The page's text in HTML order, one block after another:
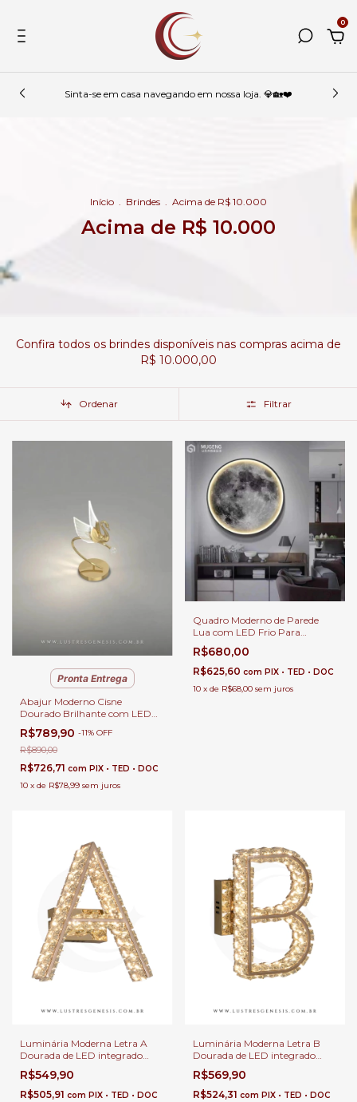
0
Sinta-se em casa navegando em nossa loja. 💎🏡❤️
Início . Brindes . Acima de R$ 10.000
Acima de R$ 10.000
Confira todos os brindes disponíveis nas compras acima de
R$ 10.000,00
Ordenar Filtrar
Pronta Entrega
Abajur Moderno Cisne
Dourado Brilhante com LED
Integrado para Escritório e
Cabeceira de Cama
R$789,90 -11% OFF
R$890,00
R$726,71 com PIX • TED • DOC
10 x de R$78,99 sem juros
Quadro Moderno de Parede
Lua com LED Frio Para
Decoração de Quartos, Sala de
Estar, Corredor, Escritório,
Apartamento e Quarto Infantil
R$680,00
R$625,60 com PIX • TED • DOC
10 x de R$68,00 sem juros
Luminária Moderna Letra A
Dourada de LED integrado
3000k para Decoração,
Cabeceira de Cama, Corredor e
Quartos
R$549,90
R$505,91 com PIX • TED • DOC
Luminária Moderna Letra B
Dourada de LED integrado
3000k para Decoração,
Cabeceira de Cama, Corredor e
Quartos
R$569,90
R$524,31 com PIX • TED • DOC